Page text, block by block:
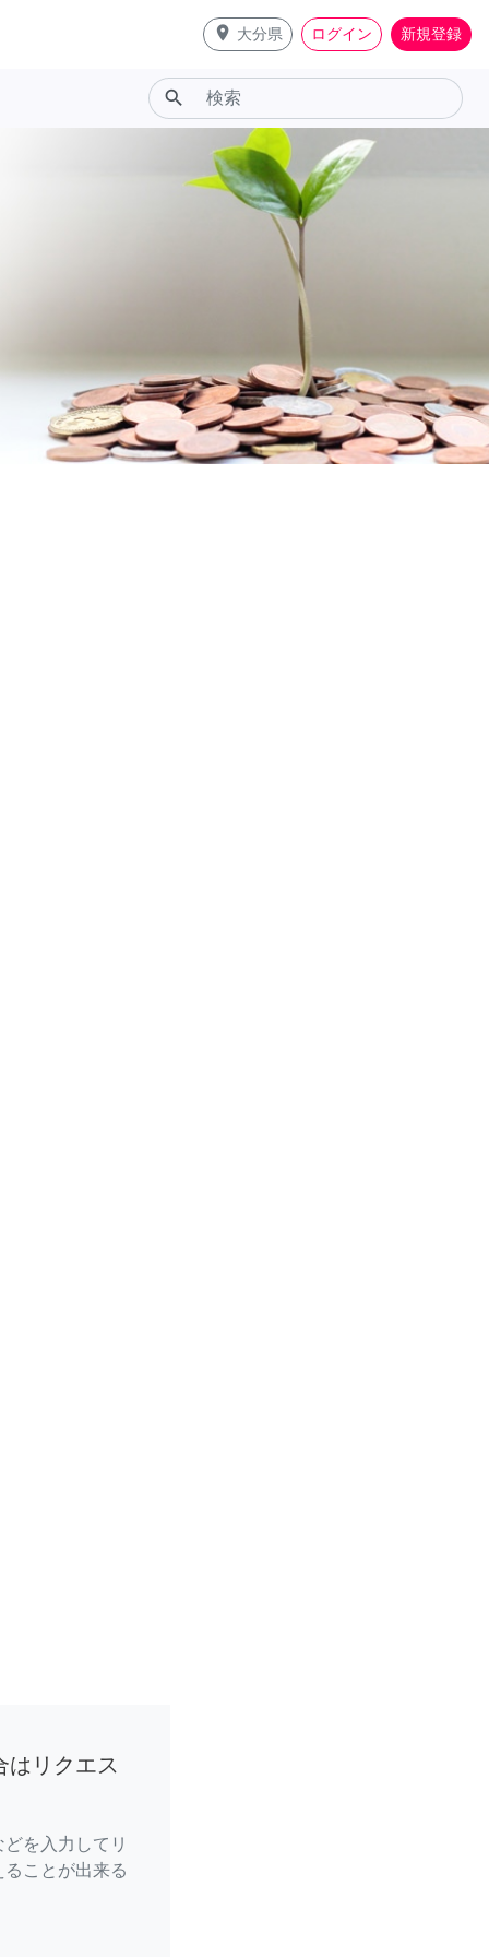
place 大分県 ログイン 新規登録
search
はリクエス
を入力してリ
ことが出来る